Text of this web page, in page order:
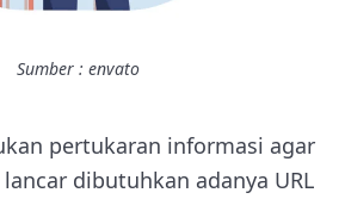
Sumber : envato
pertukaran informasi agar
dibutuhkan adanya URL